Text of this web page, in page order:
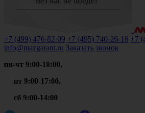
+7 (499) 476-82-09 +7 (495) 740-26-16 +7
info@mazgarant.ru Заказать звонок
пн-чт 9:00-18:00,
пт 9:00-17:00,
сб 9:00-14:00